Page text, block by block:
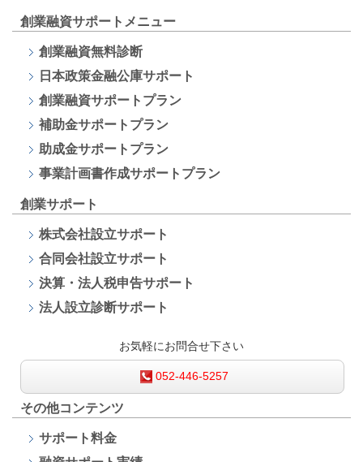
創業融資サポートメニュー
創業融資無料診断
日本政策金融公庫サポート
創業融資サポートプラン
補助金サポートプラン
助成金サポートプラン
事業計画書作成サポートプラン
創業サポート
株式会社設立サポート
合同会社設立サポート
決算・法人税申告サポート
法人設立診断サポート
お気軽にお問合せ下さい
052-446-5257
その他コンテンツ
サポート料金